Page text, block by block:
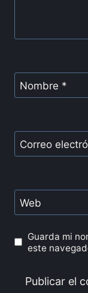
Nombre *
Correo
Web
Guarda mi
este